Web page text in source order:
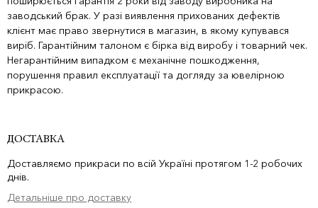
заводський брак. У разі виявлення прихованих дефектів
клієнт має право звернутися в магазин, в якому купувався
виріб. Гарантійним талоном є бірка від виробу і товарний чек.
Негарантійним випадком є механічне пошкодження,
порушення правил експлуатації та догляду за ювелірною
прикрасою.
ДОСТАВКА
Доставляємо прикраси по всій Україні протягом 1-2 робочих
днів.
Детальніше про доставку